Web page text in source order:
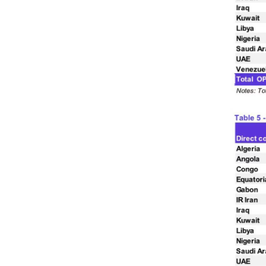
46-